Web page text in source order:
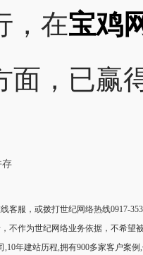
，在宝鸡
面，已赢
存
客服，或拨打世纪网络热线0917-
为世纪网络业务依据，不希望被
年建站历程,拥有900多家客户案例